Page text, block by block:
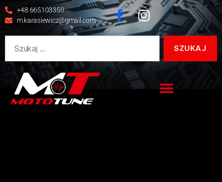
+48 665103350
m.karasiewicz@gmail.com